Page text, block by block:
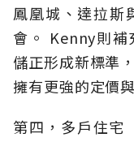
鳳凰城、達拉斯
會。 Kenny則補
儲正形成新標準
擁有更強的定價
第四，多戶住